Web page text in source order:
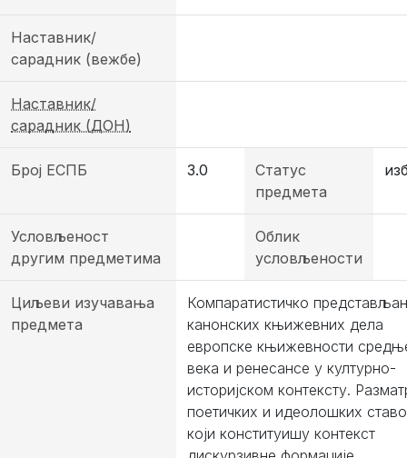
Наставник/
сарадник (вежбе)
Наставник/
сарадник (ДОН)
Број ЕСПБ 3.0
Статус
предмета
Условљеност
другим предметима
Облик
условљености
Циљеви изучавања
предмета
Компаратистичко
канонских књижевних дела
европске књижевности
века и ренесансе у културно-
историјском контексту.
поетичких и идеолошких
који конституишу контекст